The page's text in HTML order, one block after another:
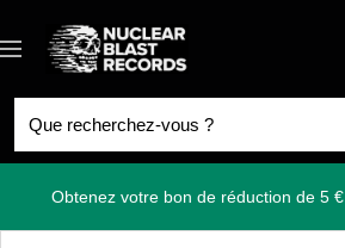
au
contenu
Navigation
Nuclear
Blast
Obtenez votre bon de réduction de 5 €